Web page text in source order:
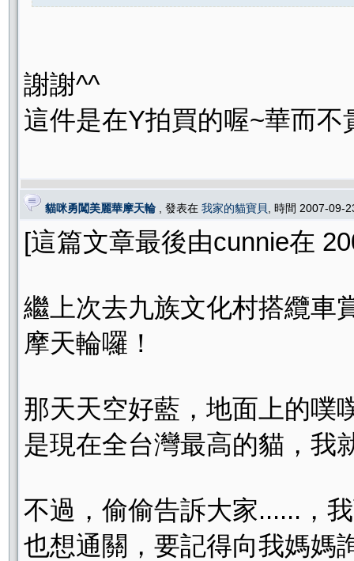
謝謝^^
這件是在Y拍買的喔~華而不
貓咪勇闖美麗華摩天輪 , 發表在 我家的貓寶貝 , 時間 2007-09-
[這篇文章最後由cunnie在
繼上次去九族文化村搭纜車
摩天輪囉！
那天天空好藍，地面上的噗
是現在全台灣最高的貓，我
不過，偷偷告訴大家......，
也想通關，要記得向我媽媽